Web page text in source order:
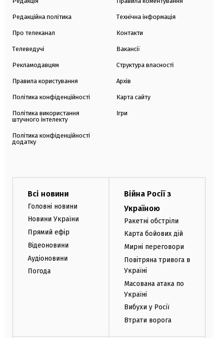
Редакційна політика
Про телеканал
Телеведучі
Рекламодавцям
Правила користування
Політика конфіденційності
Політика використання
штучного інтелекту
Політика конфіденційності
додатку
Технічна інформація
Контакти
Вакансії
Структура власності
Архів
Карта сайту
Ігри
Всі новини
Головні новини
Новини України
Прямий ефір
Відеоновини
Аудіоновини
Погода
Війна Росії з
Україною
Ракетні обстріли
Карта бойових дій
Мирні переговори
Повітряна тривога в
Україні
Масована атака по
Україні
Вибухи у Росії
Втрати ворога